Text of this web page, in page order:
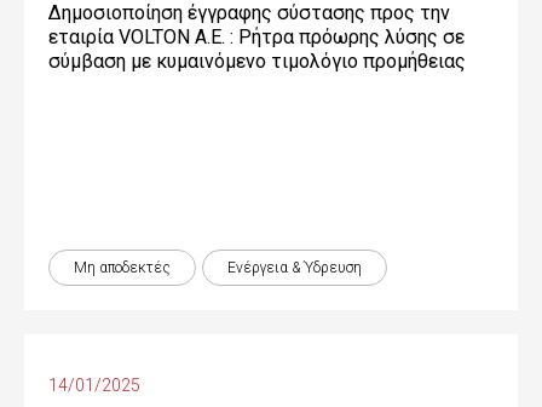
Δημοσιοποίηση έγγραφης σύστασης προς την
εταιρία VOLTON Α.Ε. : Ρήτρα πρόωρης λύσης σε
σύμβαση με κυμαινόμενο τιμολόγιο προμήθειας
Μη αποδεκτές Ενέργεια & Ύδρευση
14/01/2025